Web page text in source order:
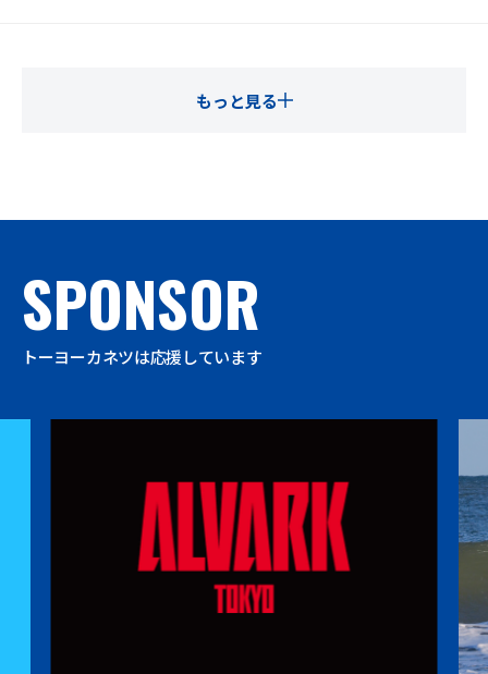
もっと見る
SPONSOR
トーヨーカネツは応援しています